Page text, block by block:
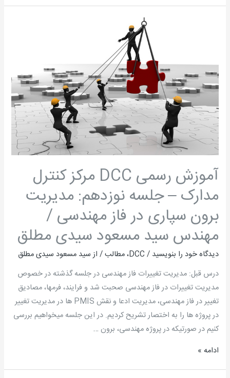
آموزش رسمی DCC مرکز کنترل
مدارک – جلسه نوزدهم: مدیریت
برون سپاری در فاز مهندسی /
مهندس سید مسعود سیدی مطلق
دیدگاه‌ خود را بنویسید /
DCC،مطالب/ از سید مسعود سیدی مطلق
درس قبل: مدیریت تغییرات فاز مهندسی در جلسه گذشته در خصوص
مدیریت تغییرات در فاز مهندسی صحبت شد و فرایند، فرمها، مصادیق
تغییر در فاز مهندسی، مدیریت ادعا و نقش PMIS ها در مدیریت تغییر
در پروژه ها را به اختصار تشریح کردیم. در این جلسه می­خواهیم بررسی
کنیم در صورتیکه در پروژه مهندسی، برون …
مرکز
کنترل
مدارک
–
جلسه
نوزدهم:
مدیریت
سپاری
فاز
مهندسی
/
مهندس
سید
مسعود
سیدی
مطلق
ادامه »